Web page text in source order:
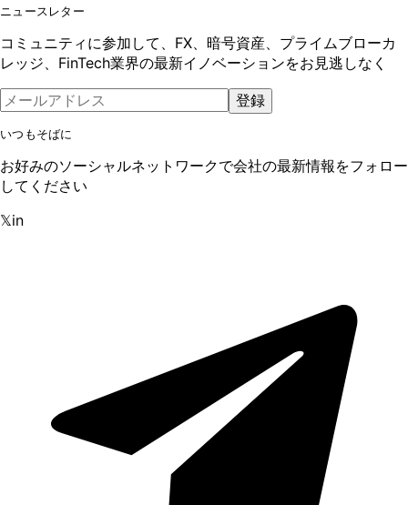
ニュースレター
コミュニティに参加して、FX、暗号資産、プライムブローカ
レッジ、FinTech業界の最新イノベーションをお見逃しなく
登録
いつもそばに
お好みのソーシャルネットワークで会社の最新情報をフォロー
してください
𝕏in